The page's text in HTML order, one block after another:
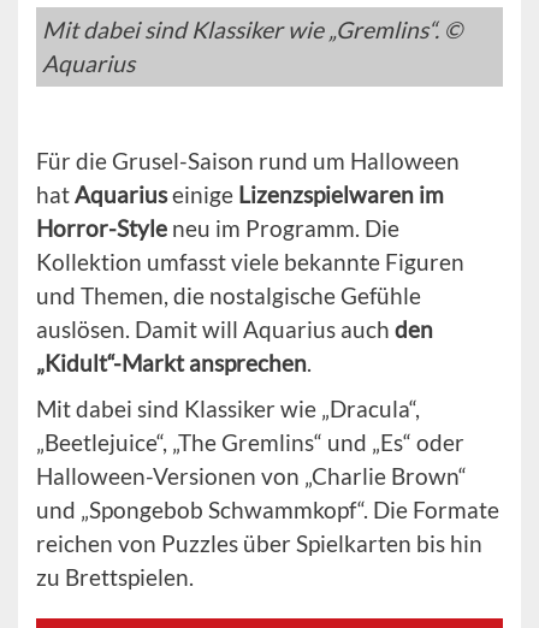
Mit dabei sind Klassiker wie „Gremlins“. ©
Aquarius
Für die Grusel-Saison rund um Halloween
hatAquariuseinige Lizenzspielwaren im
Horror-Style neu im Programm. Die
Kollektion umfasst viele bekannte Figuren
und Themen, die nostalgische Gefühle
auslösen. Damit will Aquarius auch den
„Kidult“-Markt ansprechen.
Mit dabei sind Klassiker wie „Dracula“,
„Beetlejuice“, „The Gremlins“ und „Es“ oder
Halloween-Versionen von „Charlie Brown“
und „Spongebob Schwammkopf“. Die Formate
reichen von Puzzles über Spielkarten bis hin
zu Brettspielen.